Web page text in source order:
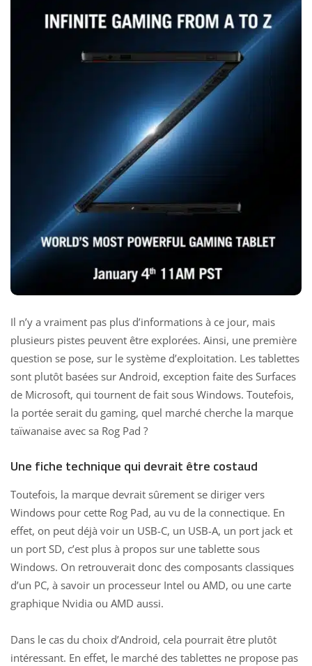
Il n’y a vraiment pas plus d’informations à ce jour, mais
plusieurs pistes peuvent être explorées. Ainsi, une première
question se pose, sur le système d’exploitation. Les tablettes
sont plutôt basées sur Android, exception faite des Surfaces
de Microsoft, qui tournent de fait sous Windows. Toutefois,
la portée serait du gaming, quel marché cherche la marque
taïwanaise avec sa Rog Pad ?
Une fiche technique qui devrait être costaud
Toutefois, la marque devrait sûrement se diriger vers
Windows pour cette Rog Pad, au vu de la connectique. En
effet, on peut déjà voir un USB-C, un USB-A, un port jack et
un port SD, c’est plus à propos sur une tablette sous
Windows. On retrouverait donc des composants classiques
d’un PC, à savoir un processeur Intel ou AMD, ou une carte
graphique Nvidia ou AMD aussi.
Dans le cas du choix d’Android, cela pourrait être plutôt
intéressant. En effet, le marché des tablettes ne propose pas